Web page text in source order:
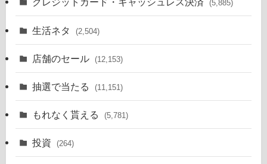
(5,885)
生活ネタ (2,504)
店舗のセール (12,153)
抽選で当たる (11,151)
もれなく貰える (5,781)
投資 (264)